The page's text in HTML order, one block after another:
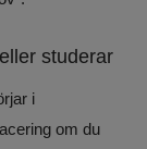
studerar
i
om du